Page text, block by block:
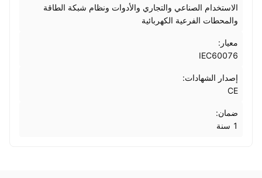
الاستخدام الصناعي والتجاري والأدوات ونظام شبكة الطاقة
والمحطات الفرعية الكهربائية
معيار:
IEC60076
إصدار الشهادات:
CE
ضمان:
1 سنة